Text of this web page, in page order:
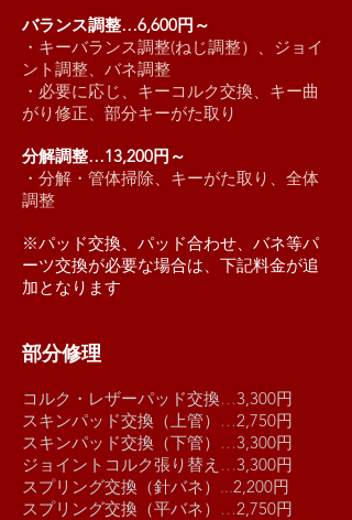
バランス調整…6,600円～
・キーバランス調整(ねじ調整）、ジョイ
ント調整、バネ調整
・必要に応じ、キーコルク交換、キー曲
がり修正、部分キーがた取り
分解調整…13,200円～
・分解・管体掃除、キーがた取り、全体
調整
※パッド交換、パッド合わせ、バネ等パ
ーツ交換が必要な場合は、下記料金が追
加となります
部分修理
コルク・レザーパッド交換…3,300円
スキンパッド交換（上管） …2,750円
スキンパッド交換（下管） …3,300円
ジョイントコルク張り替え …3,300円
スプリング交換（針バネ） ...2,200円
スプリング交換（平バネ） …2,750円